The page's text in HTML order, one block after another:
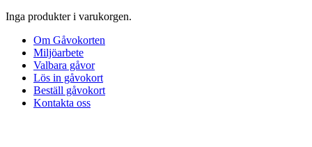
Inga produkter i varukorgen.
Om Gåvokorten
Miljöarbete
Valbara gåvor
Lös in gåvokort
Beställ gåvokort
Kontakta oss